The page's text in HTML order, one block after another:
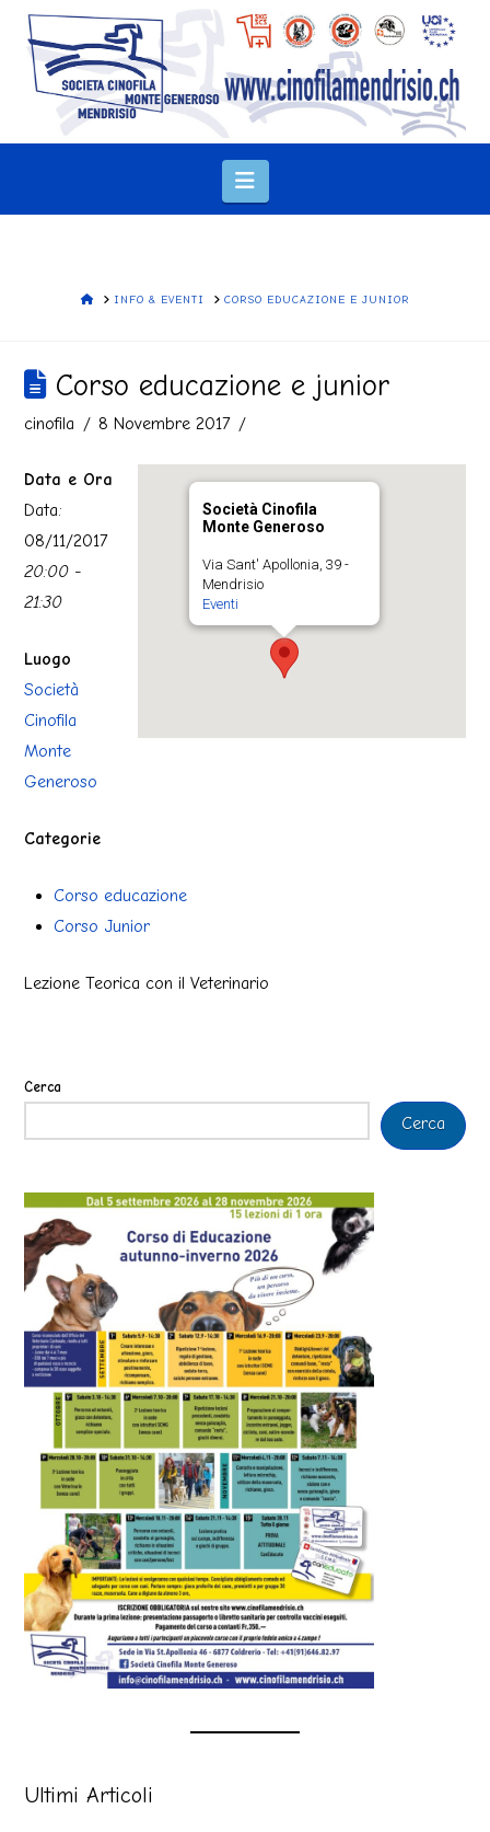
Navigation
HOMEINFO & EVENTI CORSO EDUCAZIONE E JUNIOR
Corso educazione e junior
cinofila 8 Novembre 2017
Società Cinofila
Monte Generoso
Via Sant' Apollonia, 39 -
Mendrisio
Eventi
Data e Ora
Data:
08/11/2017
20:00 -
21:30
Luogo
Società
Cinofila
Monte
Generoso
Categorie
Corso educazione
Corso Junior
Lezione Teorica con il Veterinario
Cerca
Cerca
Ultimi Articoli